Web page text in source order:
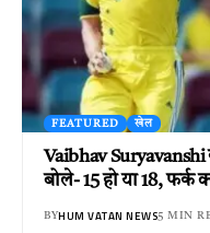
FEATURED खेल
Vaibhav Suryavanshi
बोले- 15 हो या 18, फर्क
BYHUM VATAN NEWS5 MIN